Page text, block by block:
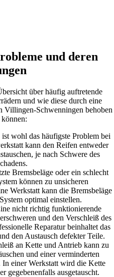
und deren
über häufig auftretende
und wie diese durch eine
Villingen-Schwenningen behoben
wohl das häufigste Problem bei
kann den Reifen entweder
je nach Schwere des
Bremsbeläge oder ein schlecht
können zu unsicheren
Werkstatt kann die Bremsbeläge
optimal einstellen.
nicht richtig funktionierende
und den Verschleiß des
Reparatur beinhaltet das
den Austausch defekter Teile.
an Kette und Antrieb kann zu
und einer verminderten
einer Werkstatt wird die Kette
gegebenenfalls ausgetauscht.